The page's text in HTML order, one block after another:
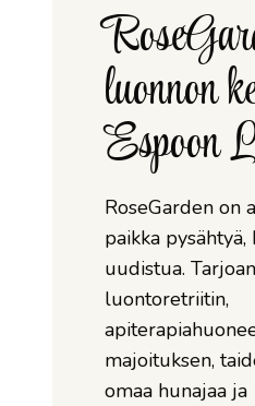
luonnon
Espoon
RoseGarden on
paikka
uudistua.
luontoretriitin,
majoituksen,
omaa hunajaa ja